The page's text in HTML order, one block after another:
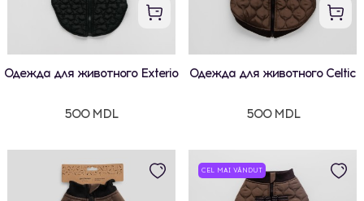
Одежда для животного Exterio
500 MDL
Одежда для животного Celtic
500 MDL
CEL MAI VÂNDUT